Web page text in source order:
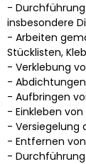
-
insbesondere
- Arbeiten
Stücklisten,
- Verklebung
-
- Aufbringen
- Einkleben
- Versiegelung
- Entfernen
-